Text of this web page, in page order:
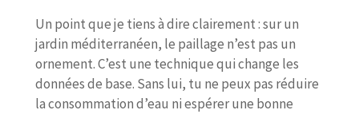
Un point que je tiens à dire clairement : sur un
jardin méditerranéen, le paillage n’est pas un
ornement. C’est une technique qui change les
données de base. Sans lui, tu ne peux pas réduire
la consommation d’eau ni espérer une bonne